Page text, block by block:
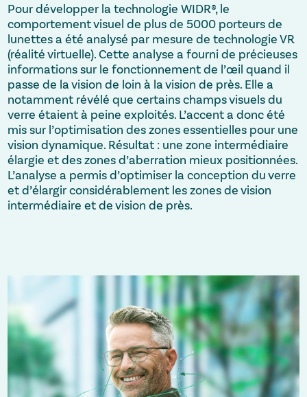
Pour développer la technologie WIDR®, le
comportement visuel de plus de 5000 porteurs de
lunettes a été analysé par mesure de technologie VR
(réalité virtuelle). Cette analyse a fourni de précieuses
informations sur le fonctionnement de l’œil quand il
passe de la vision de loin à la vision de près. Elle a
notamment révélé que certains champs visuels du
verre étaient à peine exploités. L’accent a donc été
mis sur l’optimisation des zones essentielles pour une
vision dynamique. Résultat : une zone intermédiaire
élargie et des zones d’aberration mieux positionnées.
L’analyse a permis d’optimiser la conception du verre
et d’élargir considérablement les zones de vision
intermédiaire et de vision de près.